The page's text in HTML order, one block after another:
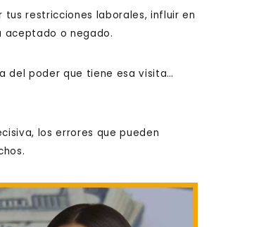
restricciones laborales, influir en
aceptado o negado.
del poder que tiene esa visita…
los errores que pueden